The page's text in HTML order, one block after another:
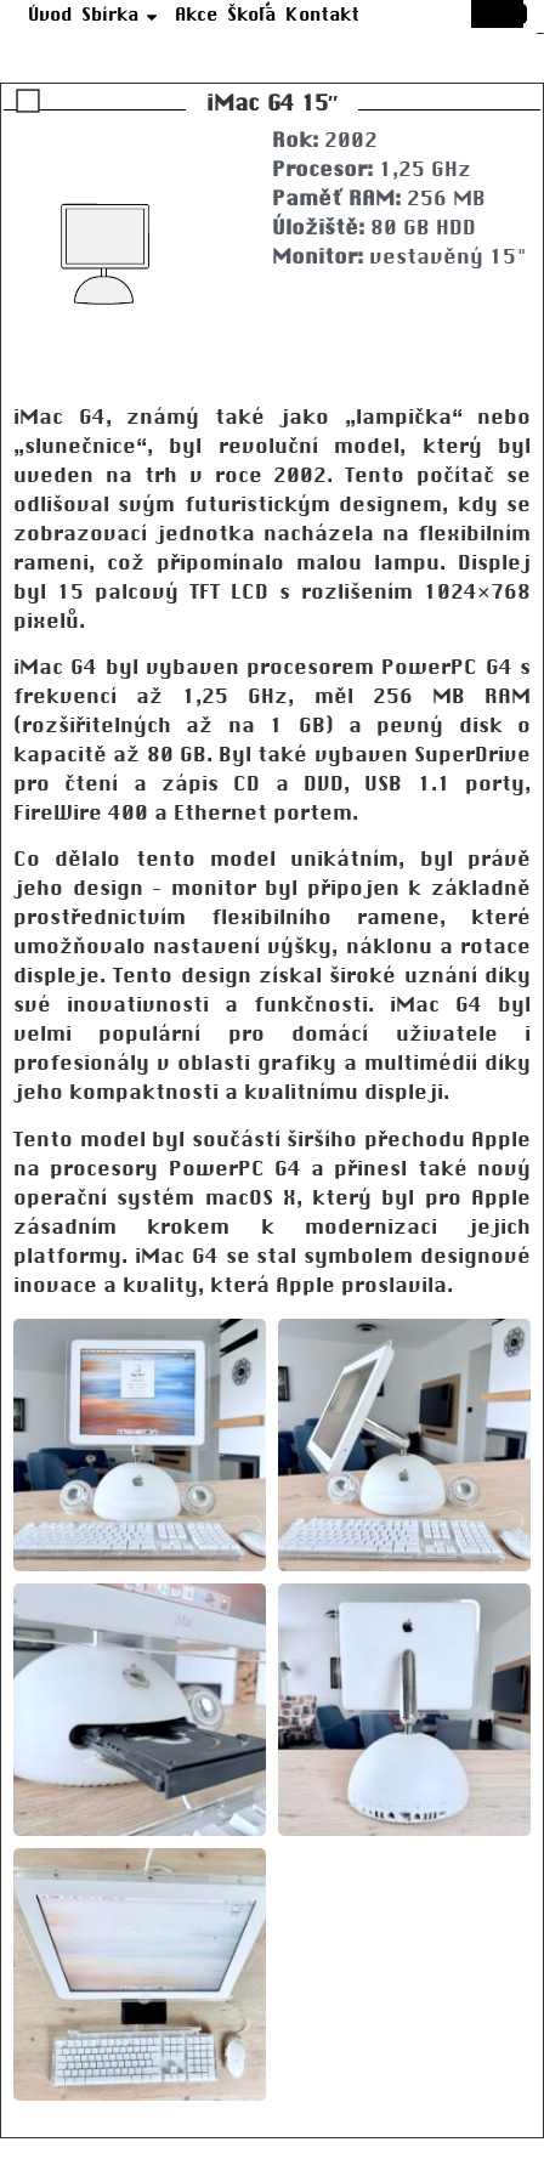
Úvod Sbírka Akce Škola Kontakt
iMac G4 15″
Rok: 2002
Procesor: 1,25 GHz
Paměť RAM: 256 MB
Úložiště: 80 GB HDD
Monitor: vestavěný 15"
iMac G4, známý také jako „lampička“ nebo
„slunečnice“, byl revoluční model, který byl
uveden na trh v roce 2002. Tento počítač se
odlišoval svým futuristickým designem, kdy se
zobrazovací jednotka nacházela na flexibilním
rameni, což připomínalo malou lampu. Displej
byl 15 palcový TFT LCD s rozlišením 1024×768
pixelů.
iMac G4 byl vybaven procesorem PowerPC G4 s
frekvencí až 1,25 GHz, měl 256 MB RAM
(rozšiřitelných až na 1 GB) a pevný disk o
kapacitě až 80 GB. Byl také vybaven SuperDrive
pro čtení a zápis CD a DVD, USB 1.1 porty,
FireWire 400 a Ethernet portem.
Co dělalo tento model unikátním, byl právě
jeho design – monitor byl připojen k základně
prostřednictvím flexibilního ramene, které
umožňovalo nastavení výšky, náklonu a rotace
displeje. Tento design získal široké uznání díky
své inovativnosti a funkčnosti. iMac G4 byl
velmi populární pro domácí uživatele i
profesionály v oblasti grafiky a multimédií díky
jeho kompaktnosti a kvalitnímu displeji.
Tento model byl součástí širšího přechodu Apple
na procesory PowerPC G4 a přinesl také nový
operační systém macOS X, který byl pro Apple
zásadním krokem k modernizaci jejich
platformy. iMac G4 se stal symbolem designové
inovace a kvality, která Apple proslavila.